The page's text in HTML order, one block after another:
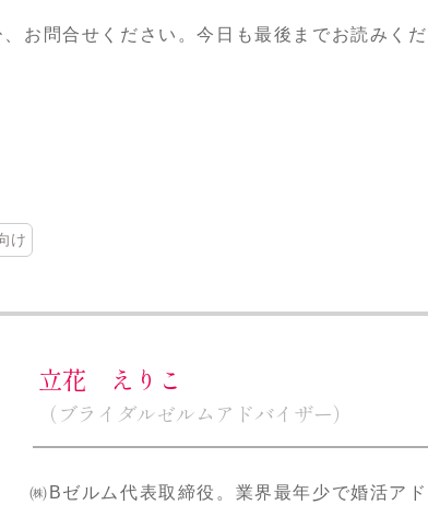
、お問合せください。今日も最後までお読みく
け
立花 えりこ
（ブライダルゼルムアドバイザー）
㈱Bゼルム代表取締役。業界最年少で婚活ア